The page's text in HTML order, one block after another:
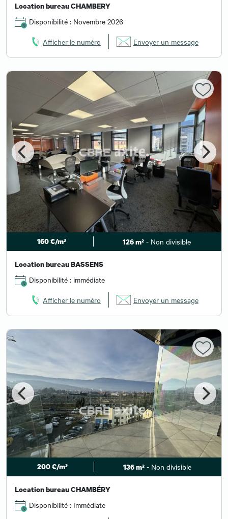
Location bureau CHAMBERY
Disponibilité : Novembre 2026
Afficher le numéro Envoyer un message
160 €/m² 126 m²- Non divisible
Location bureau BASSENS
Disponibilité : immédiate
Afficher le numéro Envoyer un message
200 €/m² 136 m²- Non divisible
Location bureau CHAMBÉRY
Disponibilité : Immédiate